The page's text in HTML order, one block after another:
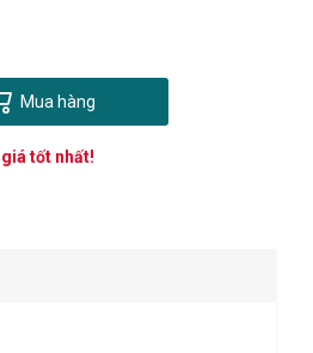
Mua hàng
tốt nhất!